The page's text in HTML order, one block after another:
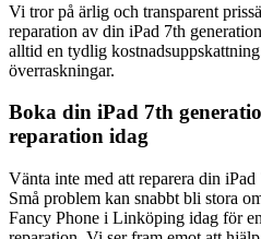
Vi tror på ärlig och transparent
reparation av din iPad 7th
alltid en tydlig
överraskningar.
Boka din iPad 7th
reparation idag
Vänta inte med att reparera din
Små problem kan snabbt bli stora
Fancy Phone i Linköping idag för